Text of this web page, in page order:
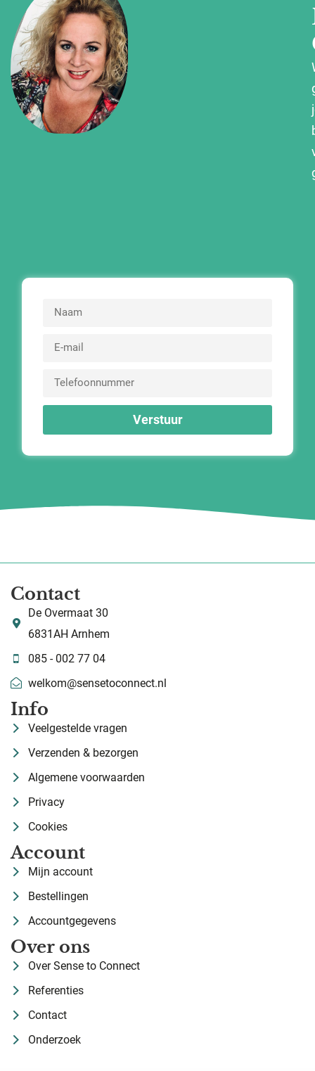
Verstuur
Contact
De Overmaat 30
6831AH Arnhem
085 - 002 77 04
welkom@sensetoconnect.nl
Info
Veelgestelde vragen
Verzenden & bezorgen
Algemene voorwaarden
Privacy
Cookies
Account
Mijn account
Bestellingen
Accountgegevens
Over ons
Over Sense to Connect
Referenties
Contact
Onderzoek